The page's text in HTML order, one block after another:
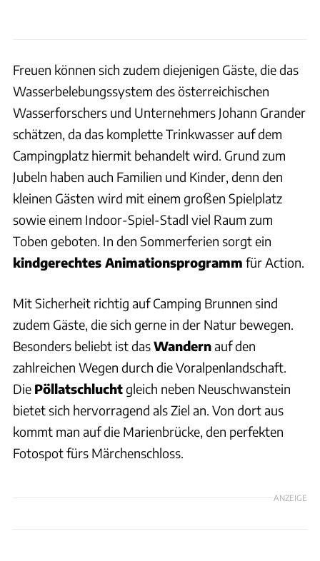
Freuen können sich zudem diejenigen Gäste, die das
Wasserbelebungssystem des österreichischen
Wasserforschers und Unternehmers Johann Grander
schätzen, da das komplette Trinkwasser auf dem
Campingplatz hiermit behandelt wird. Grund zum
Jubeln haben auch Familien und Kinder, denn den
kleinen Gästen wird mit einem großen Spielplatz
sowie einem Indoor-Spiel-Stadl viel Raum zum
Toben geboten. In den Sommerferien sorgt ein
kindgerechtes Animationsprogramm für Action.
Mit Sicherheit richtig auf Camping Brunnen sind
zudem Gäste, die sich gerne in der Natur bewegen.
Besonders beliebt ist dasWandernauf den
zahlreichen Wegen durch die Voralpenlandschaft.
Die Pöllatschluchtgleich neben Neuschwanstein
bietet sich hervorragend als Ziel an. Von dort aus
kommt man auf die Marienbrücke, den perfekten
Fotospot fürs Märchenschloss.
ANZEIGE